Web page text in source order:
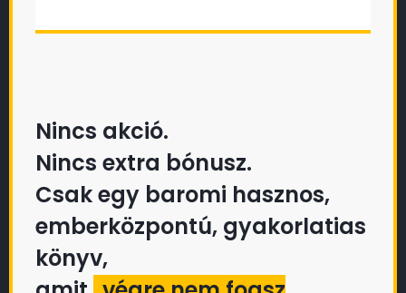
Nincs akció.
Nincs extra bónusz.
Csak egy baromi hasznos,
emberközpontú, gyakorlatias
könyv,